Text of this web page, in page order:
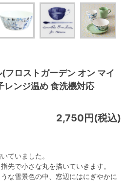
フロストガーデン オン マイ
レンジ温め 食洗機対応
2,750円(税込)
ていました。
先で小さな丸を描いていきます。
な雪景色の中、窓辺にはにぎやかに